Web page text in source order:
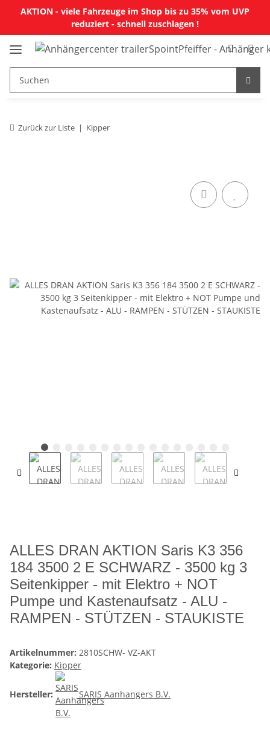
AKTION - viele Fahrzeuge im Shop bis zu 35% vom UVP
reduziert - schnell zuschlagen !
Zurück zur Liste Kipper
ALLES DRAN AKTION Saris K3 356
184 3500 2 E SCHWARZ - 3500 kg 3
Seitenkipper - mit Elektro + NOT
Pumpe und Kastenaufsatz - ALU -
RAMPEN - STÜTZEN - STAUKISTE
Artikelnummer: 2810SCHW- VZ-AKT
Kategorie: Kipper
Hersteller: SARIS Aanhangers B.V.